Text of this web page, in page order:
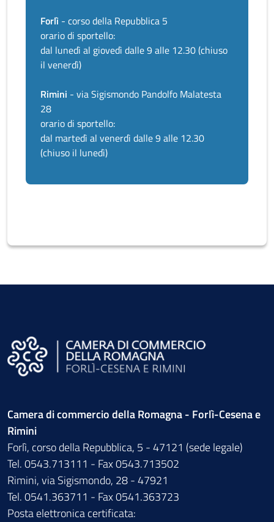
Forlì - corso della Repubblica 5
orario di sportello:
dal lunedì al giovedì dalle 9 alle 12.30 (chiuso
il venerdì)
Rimini - via Sigismondo Pandolfo Malatesta
28
orario di sportello:
dal martedì al venerdì dalle 9 alle 12.30
(chiuso il lunedì)
Camera di commercio della Romagna - Forlì-Cesena e
Rimini
Forlì, corso della Repubblica, 5 - 47121 (sede legale)
Tel. 0543.713111 - Fax 0543.713502
Rimini, via Sigismondo, 28 - 47921
Tel. 0541.363711 - Fax 0541.363723
Posta elettronica certificata: